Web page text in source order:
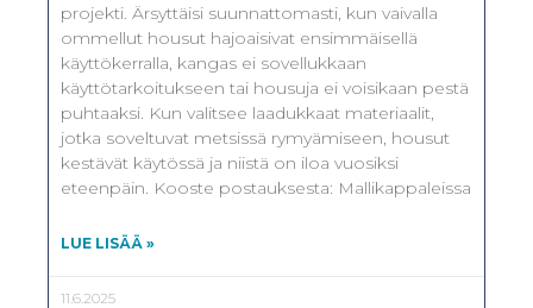
projekti. Ärsyttäisi suunnattomasti, kun vaivalla
ommellut housut hajoaisivat ensimmäisellä
käyttökerralla, kangas ei sovellukkaan
käyttötarkoitukseen tai housuja ei voisikaan pestä
puhtaaksi. Kun valitsee laadukkaat materiaalit,
jotka soveltuvat metsissä rymyämiseen, housut
kestävät käytössä ja niistä on iloa vuosiksi
eteenpäin. Kooste postauksesta: Mallikappaleissa
LUE LISÄÄ »
11.6.2025